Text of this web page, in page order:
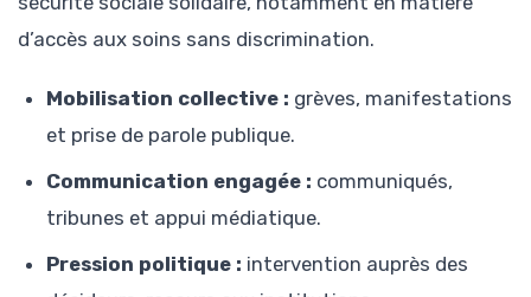
d’accès aux soins sans discrimination.
Mobilisation collective : grèves, manifestations
et prise de parole publique.
Communication engagée : communiqués,
tribunes et appui médiatique.
Pression politique : intervention auprès des